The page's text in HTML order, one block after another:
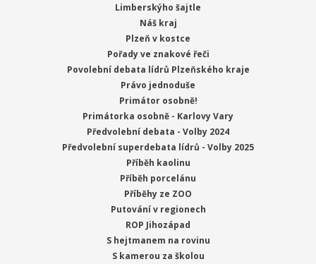
Limberskýho šajtle
Náš kraj
Plzeň v kostce
Pořady ve znakové řeči
Povolební debata lídrů Plzeňského kraje
Právo jednoduše
Primátor osobně!
Primátorka osobně - Karlovy Vary
Předvolební debata - Volby 2024
Předvolební superdebata lídrů - Volby 2025
Příběh kaolinu
Příběh porcelánu
Příběhy ze ZOO
Putování v regionech
ROP Jihozápad
S hejtmanem na rovinu
S kamerou za školou